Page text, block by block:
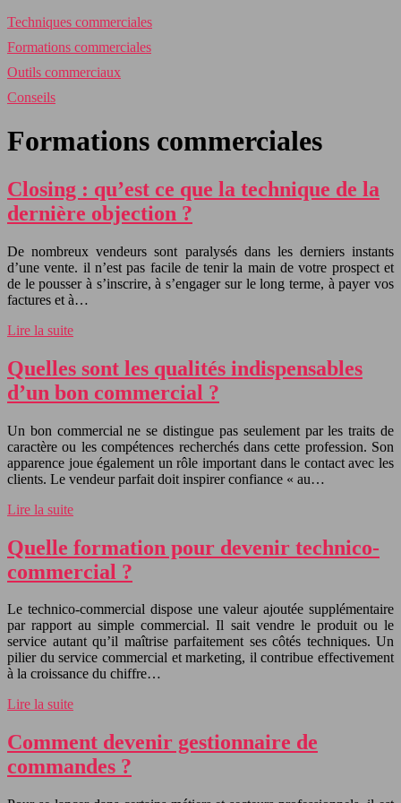
Techniques commerciales
Formations commerciales
Outils commerciaux
Conseils
Formations commerciales
Closing : qu’est ce que la technique de la
dernière objection ?
De nombreux vendeurs sont paralysés dans les derniers instants
d’une vente. il n’est pas facile de tenir la main de votre prospect et
de le pousser à s’inscrire, à s’engager sur le long terme, à payer vos
factures et à…
Lire la suite
Quelles sont les qualités indispensables
d’un bon commercial ?
Un bon commercial ne se distingue pas seulement par les traits de
caractère ou les compétences recherchés dans cette profession. Son
apparence joue également un rôle important dans le contact avec les
clients. Le vendeur parfait doit inspirer confiance « au…
Lire la suite
Quelle formation pour devenir technico-
commercial ?
Le technico-commercial dispose une valeur ajoutée supplémentaire
par rapport au simple commercial. Il sait vendre le produit ou le
service autant qu’il maîtrise parfaitement ses côtés techniques. Un
pilier du service commercial et marketing, il contribue effectivement
à la croissance du chiffre…
Lire la suite
Comment devenir gestionnaire de
commandes ?